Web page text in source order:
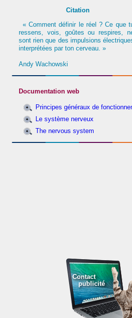
Citation
« Comment définir le réel ? Ce que
ressens, vois, goûtes ou respires,
sont rien que des impulsions
interprétées par ton cerveau. »
Andy Wachowski
Documentation web
Principes généraux de
Le système nerveux
The nervous system
Contact
publicité